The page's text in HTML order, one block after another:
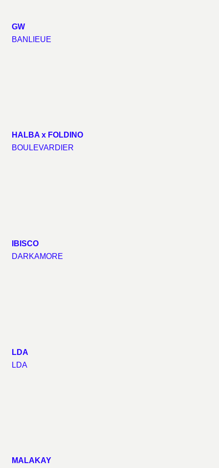
GW
BANLIEUE
HALBA x FOLDINO
BOULEVARDIER
IBISCO
DARKAMORE
LDA
LDA
MALAKAY